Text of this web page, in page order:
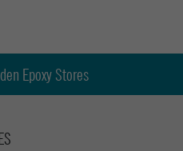
Epoxy Stores